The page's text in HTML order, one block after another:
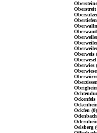
Oberstreit
Oberweis
Oberwies
Ockenfels
Ockfen (0)
Oelsberg